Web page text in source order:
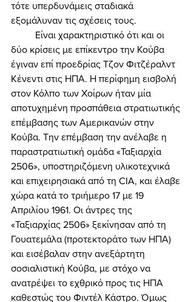
τότε υπερδυνάμεις σταδιακά
εξομάλυναν τις σχέσεις τους.
δύο κρίσεις με επίκεντρο την Κούβα
έγιναν επί προεδρίας Τζον Φιτζέραλντ
Κένεντι στις ΗΠΑ. Η περίφημη εισβολή
στον Κόλπο των Χοίρων ήταν μία
αποτυχημένη προσπάθεια στρατιωτικής
επέμβασης των Αμερικανών στην
Κούβα. Την επέμβαση την ανέλαβε η
παραστρατιωτική ομάδα «Ταξιαρχία
2506», υποστηριζόμενη υλικοτεχνικά
και επιχειρησιακά από τη CIA, και έλαβε
χώρα κατά το τριήμερο 17 με 19
Απριλίου 1961. Οι άντρες της
«Ταξιαρχίας 2506» ξεκίνησαν από τη
Γουατεμάλα (προτεκτοράτο των ΗΠΑ)
και εισέβαλαν στην ανεξάρτητη
σοσιαλιστική Κούβα, με στόχο να
ανατρέψει το εχθρικό προς τις ΗΠΑ
καθεστώς του Φιντέλ Κάστρο. Όμως